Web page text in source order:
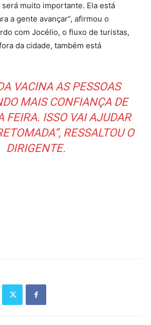
muito importante. Ela está
a gente avançar”, afirmou o
com Jocélio, o fluxo de turistas,
da cidade, também está
VACINA AS PESSOAS
MAIS CONFIANÇA DE
FEIRA. ISSO VAI AJUDAR
RESSALTOU O
DIRIGENTE.